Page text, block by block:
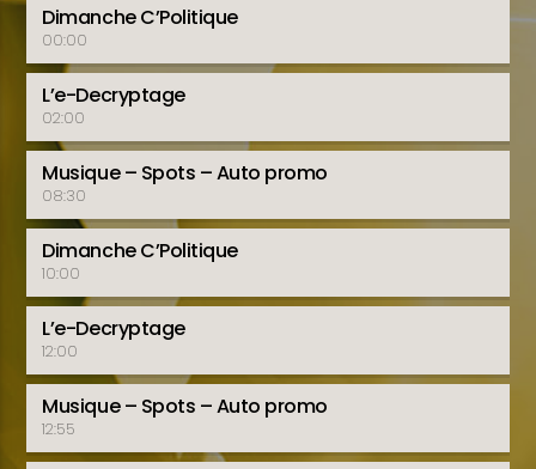
Dimanche C’Politique
00:00
L’e-Decryptage
02:00
Musique – Spots – Auto promo
08:30
Dimanche C’Politique
10:00
L’e-Decryptage
12:00
Musique – Spots – Auto promo
12:55